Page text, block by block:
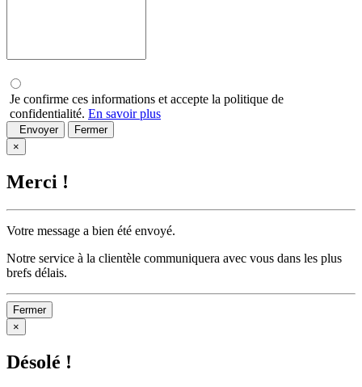
Je confirme ces informations et accepte la politique de
confidentialité. En savoir plus
Envoyer
Fermer
×
Merci !
Votre message a bien été envoyé.
Notre service à la clientèle communiquera avec vous dans les plus
brefs délais.
Fermer
×
Désolé !